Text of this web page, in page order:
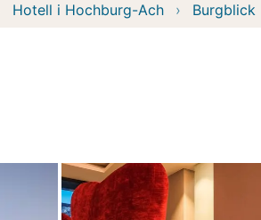
Hotell i Hochburg-Ach Burgblick